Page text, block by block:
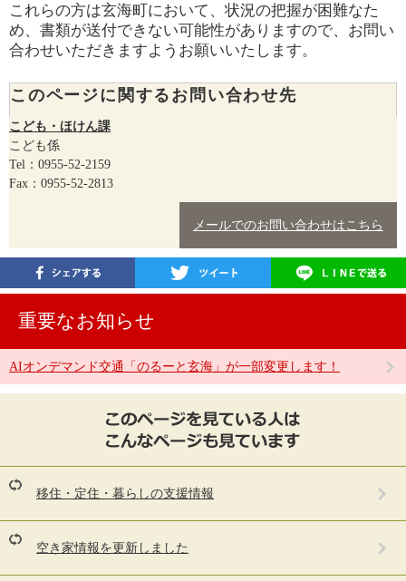
これらの方は玄海町において、状況の把握が困難なた
め、書類が送付できない可能性がありますので、お問い
合わせいただきますようお願いいたします。
このページに関するお問い合わせ先
こども・ほけん課
こども係
Tel：0955-52-2159
Fax：0955-52-2813
メールでのお問い合わせはこちら
重要なお知らせ
AIオンデマンド交通「のるーと玄海」が一部変更します！
ジ
を
て
い
人
移住・定住・暮らしの支援情報
空き家情報を更新しました